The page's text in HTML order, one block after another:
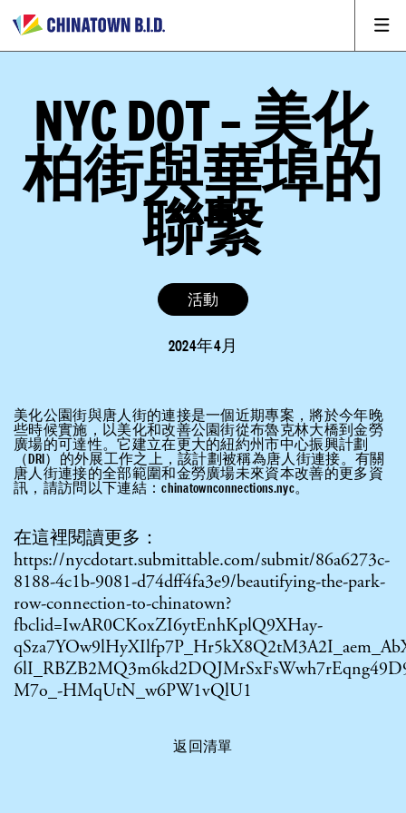
NYC DOT – 美化
柏街與華埠的
聯繫
活動
2024年4月
美化公園街與唐人街的連接是一個近期專案，將於今年晚
些時候實施，以美化和改善公園街從布魯克林大橋到金勞
廣場的可達性。它建立在更大的紐約州市中心振興計劃
（DRI）的外展工作之上，該計劃被稱為唐人街連接。有關
唐人街連接的全部範圍和金勞廣場未來資本改善的更多資
訊，請訪問以下連結：chinatownconnections.nyc。
在這裡閱讀更多：
https://nycdotart.submittable.com/submit/86a6273c-
8188-4c1b-9081-d74dff4fa3e9/beautifying-the-park-
row-connection-to-chinatown?
fbclid=IwAR0CKoxZI6ytEnhKplQ9XHay-
M7o_-HMqUtN_w6PW1vQlU1
返回清單